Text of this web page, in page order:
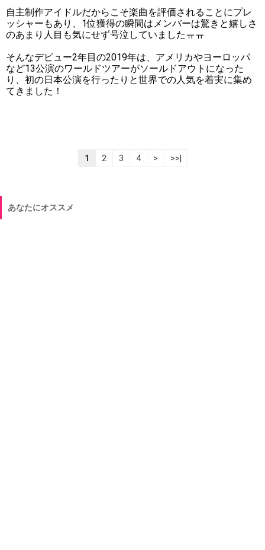
自主制作アイドルだからこそ楽曲を評価されることにプレ
ッシャーもあり、1位獲得の瞬間はメンバーは驚きと嬉しさ
のあまり人目も気にせず号泣していましたㅠㅠ
そんなデビュー2年目の2019年は、アメリカやヨーロッパ
など13公演のワールドツアーがソールドアウトになった
り、初の日本公演を行ったりと世界での人気を着実に集め
てきました！
1 2 3 4 > >>|
あなたにオススメ